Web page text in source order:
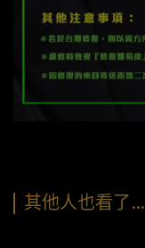
其他人也看了…